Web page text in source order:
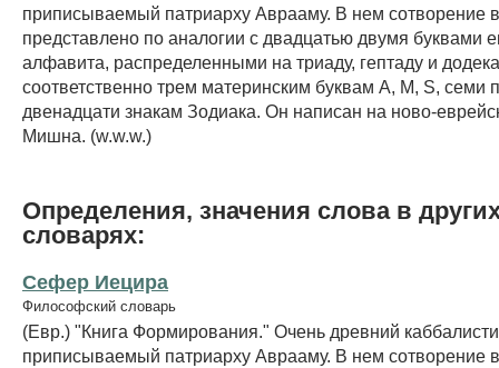
приписываемый патриарху Аврааму. В нем сотворение
представлено по аналогии с двадцатью двумя буквами
алфавита, распределенными на триаду, гептаду и
соответственно трем материнским буквам А, М, S, семи
двенадцати знакам Зодиака. Он написан на ново-
Мишна. (w.w.w.)
Определения, значения слова в
словарях:
Сефер Иецира
Философский словарь
(Евр.) "Книга Формирования." Очень древний
приписываемый патриарху Аврааму. В нем сотворение